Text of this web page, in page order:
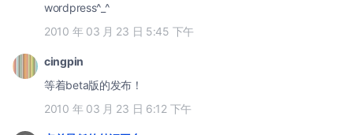
wordpress^_^
2010 年 03 月 23 日 5:45 下午
cingpin
等着beta版的发布！
2010 年 03 月 23 日 6:12 下午